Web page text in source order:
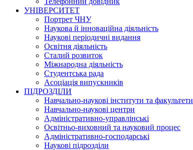
УНІВЕРСИТЕТ
Портрет ЧНУ
Наукова й інноваційна діяльність
Наукові періодичні видання
Освітня діяльність
Сталий розвиток
Міжнародна діяльність
Студентська рада
Асоціація випускників
ПІДРОЗДІЛИ
Навчально-наукові інститути та факультети
Навчально-наукові центри
Адміністративно-управлінські
Освітньо-виховний та науковий процес
Адміністративно-господарські
Наукові підрозділи